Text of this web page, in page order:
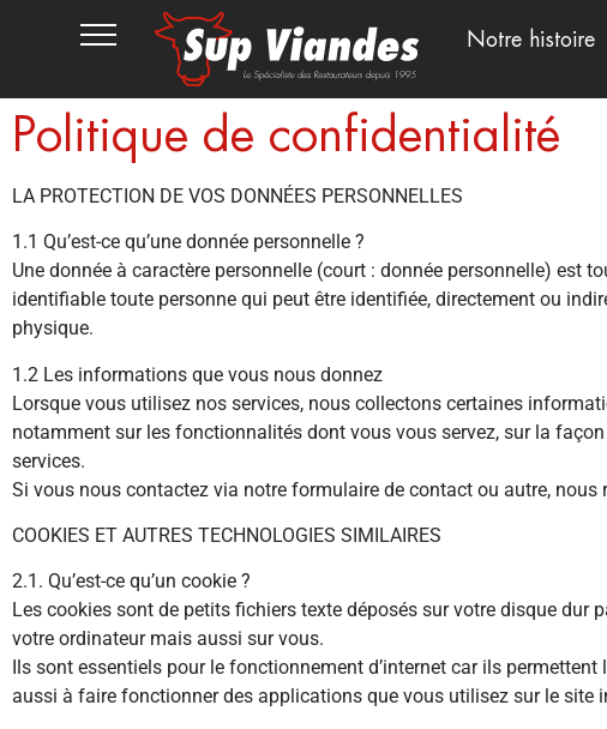
Notre histoire
Politique de confidentialité
LA PROTECTION DE VOS DONNÉES PERSONNELLES
1.1 Qu’est-ce qu’une donnée personnelle ?
Une donnée à caractère personnelle (court : donnée personnelle)
identifiable toute personne qui peut être identifiée, directement ou
physique.
1.2 Les informations que vous nous donnez
Lorsque vous utilisez nos services, nous collectons certaines
notamment sur les fonctionnalités dont vous vous servez, sur la
services.
Si vous nous contactez via notre formulaire de contact ou autre,
COOKIES ET AUTRES TECHNOLOGIES SIMILAIRES
2.1. Qu’est-ce qu’un cookie ?
Les cookies sont de petits fichiers texte déposés sur votre disque
votre ordinateur mais aussi sur vous.
Ils sont essentiels pour le fonctionnement d’internet car ils
aussi à faire fonctionner des applications que vous utilisez sur le site